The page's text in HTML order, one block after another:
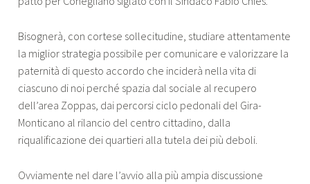
Bisognerà, con cortese sollecitudine, studiare attentamente
la miglior strategia possibile per comunicare e valorizzare la
paternità di questo accordo che inciderà nella vita di
ciascuno di noi perché spazia dal sociale al recupero
dell’area Zoppas, dai percorsi ciclo pedonali del Gira-
Monticano al rilancio del centro cittadino, dalla
riqualificazione dei quartieri alla tutela dei più deboli.
Ovviamente nel dare l’avvio alla più ampia discussione